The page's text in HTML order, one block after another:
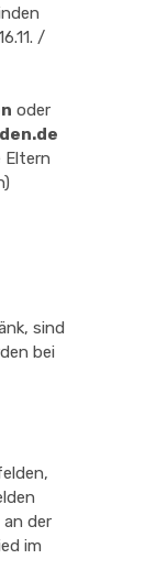
/
oder
Eltern
sind
bei
der
im